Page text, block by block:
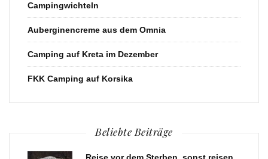
Campingwichteln
Auberginencreme aus dem Omnia
Camping auf Kreta im Dezember
FKK Camping auf Korsika
Beliebte Beiträge